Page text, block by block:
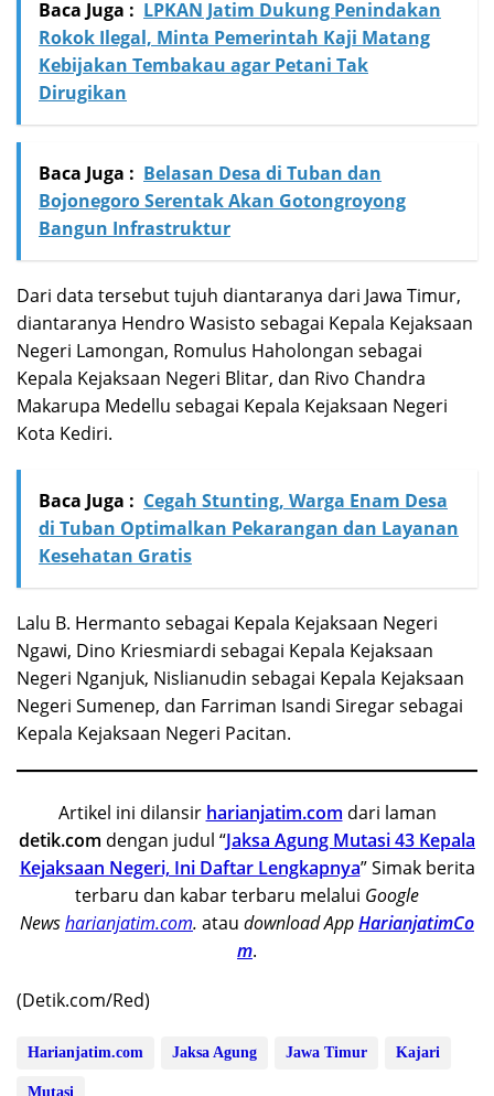
Baca Juga : LPKAN Jatim Dukung Penindakan
Rokok Ilegal, Minta Pemerintah Kaji Matang
Kebijakan Tembakau agar Petani Tak
Dirugikan
Baca Juga : Belasan Desa di Tuban dan
Bojonegoro Serentak Akan Gotongroyong
Bangun Infrastruktur
Dari data tersebut tujuh diantaranya dari Jawa Timur,
diantaranya Hendro Wasisto sebagai Kepala Kejaksaan
Negeri Lamongan, Romulus Haholongan sebagai
Kepala Kejaksaan Negeri Blitar, dan Rivo Chandra
Makarupa Medellu sebagai Kepala Kejaksaan Negeri
Kota Kediri.
Baca Juga : Cegah Stunting, Warga Enam Desa
di Tuban Optimalkan Pekarangan dan Layanan
Kesehatan Gratis
Lalu B. Hermanto sebagai Kepala Kejaksaan Negeri
Ngawi, Dino Kriesmiardi sebagai Kepala Kejaksaan
Negeri Nganjuk, Nislianudin sebagai Kepala Kejaksaan
Negeri Sumenep, dan Farriman Isandi Siregar sebagai
Kepala Kejaksaan Negeri Pacitan.
Artikel ini dilansir harianjatim.com dari laman
detik.com dengan judul “Jaksa Agung Mutasi 43 Kepala
Kejaksaan Negeri, Ini Daftar Lengkapnya” Simak berita
terbaru dan kabar terbaru melalui Google
Newsharianjatim.com. atau download AppHarianjatimCo
m.
(Detik.com/Red)
Harianjatim.com Jaksa Agung Jawa Timur Kajari
Mutasi